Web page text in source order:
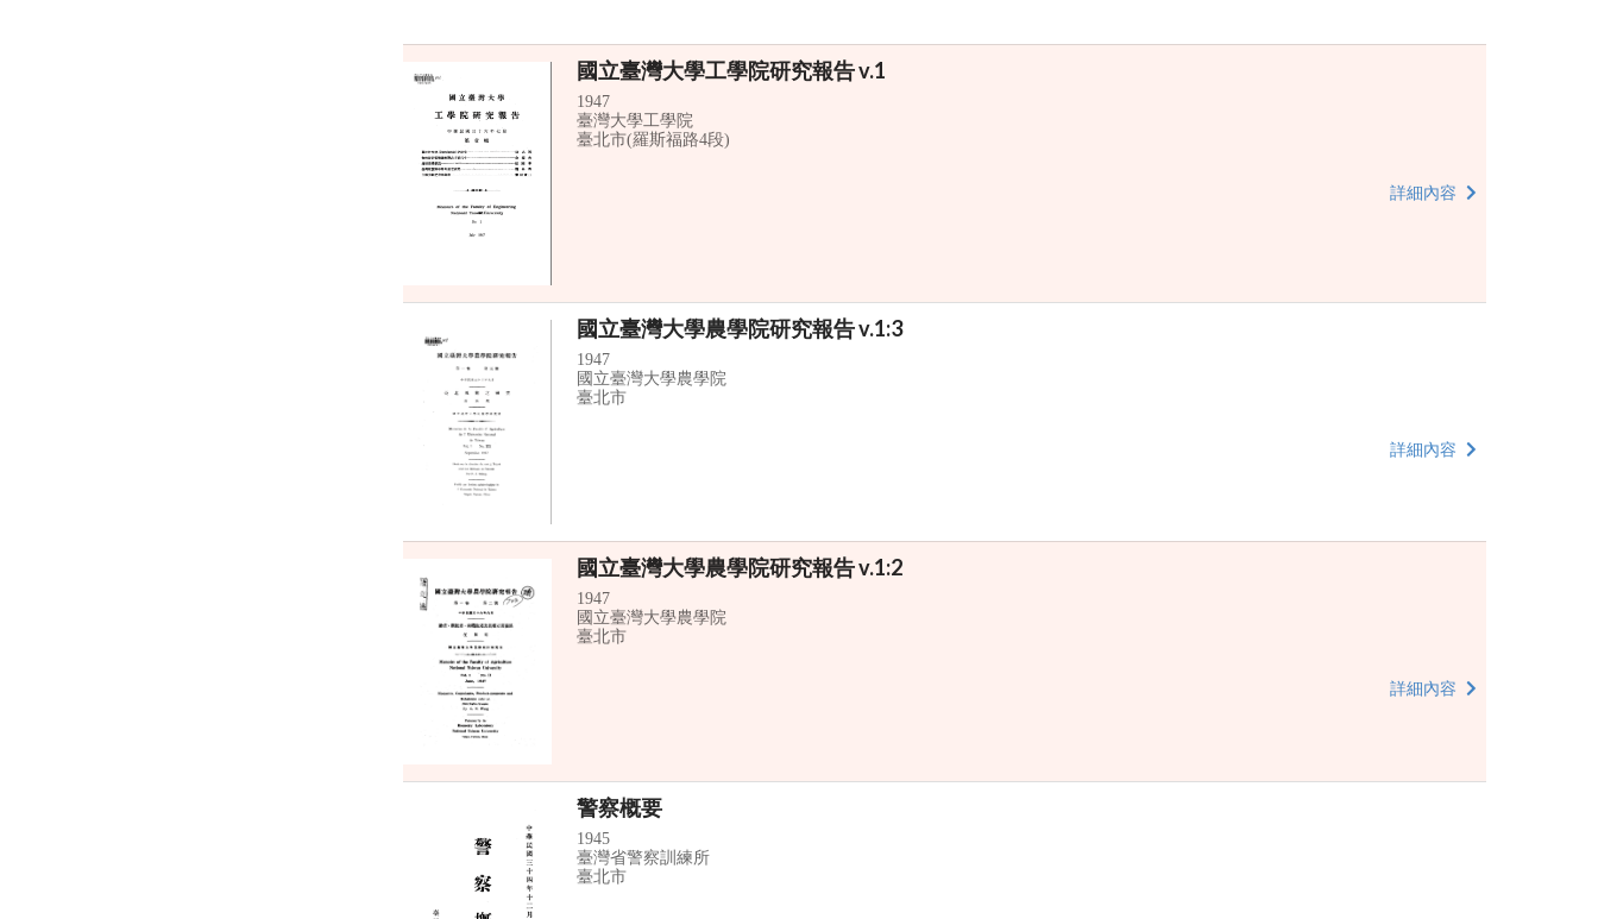
國立臺灣大學工學院研究報告 v.1
1947
臺灣大學工學院
臺北市(羅斯福路4段)
詳細內容
國立臺灣大學農學院研究報告 v.1:3
1947
國立臺灣大學農學院
臺北市
詳細內容
國立臺灣大學農學院研究報告 v.1:2
1947
國立臺灣大學農學院
臺北市
詳細內容
警察概要
1945
臺灣省警察訓練所
臺北市